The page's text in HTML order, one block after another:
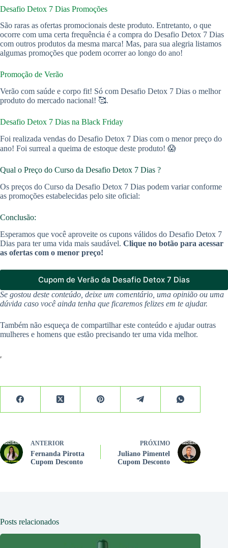
Desafio Detox 7 Dias Promoções
São raras as ofertas promocionais deste produto. Entretanto, o que
ocorre com uma certa frequência é a compra do Desafio Detox 7 Dias
com outros produtos da mesma marca! Mas, para sua alegria listamos
algumas promoções que podem ocorrer ao longo do ano!
Promoção de Verão
Verão com saúde e corpo fit! Só com Desafio Detox 7 Dias o melhor
produto do mercado nacional! 🥰.
Desafio Detox 7 Dias na Black Friday
Foi realizada vendas do Desafio Detox 7 Dias com o menor preço do
ano! Foi surreal a queima de estoque deste produto! 😱
Qual o Preço do Curso da Desafio Detox 7 Dias ?
Os preços do Curso da Desafio Detox 7 Dias podem variar conforme
as promoções estabelecidas pelo site oficial:
Conclusão:
Esperamos que você aproveite os cupons válidos do Desafio Detox 7
Dias para ter uma vida mais saudável. Clique no botão para acessar
as ofertas com o menor preço!
Cupom de Verão da Desafio Detox 7 Dias
Se gostou deste conteúdo, deixe um comentário, uma opinião ou uma
dúvida caso você ainda tenha que ficaremos felizes em te ajudar.
Também não esqueça de compartilhar este conteúdo e ajudar outras
mulheres e homens que estão precisando ter uma vida melhor.
ANTERIOR
Fernanda Pirotta
Cupom Desconto
PRÓXIMO
Juliano Pimentel
Cupom Desconto
Posts relacionados